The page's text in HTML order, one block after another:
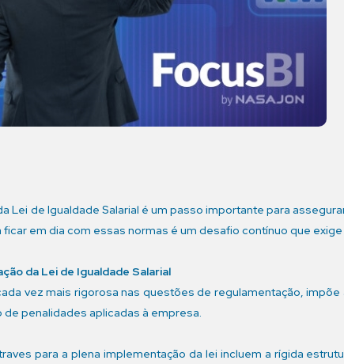
Lei de Igualdade Salarial é um passo importante para
em dia com essas normas é um desafio contínuo que
da Lei de Igualdade Salarial
vez mais rigorosa nas questões de regulamentação,
penalidades aplicadas à empresa.
para a plena implementação da lei incluem a rígida